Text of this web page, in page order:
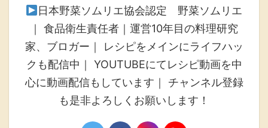
日本野菜ソムリエ協会認定 野菜ソムリエ
｜ 食品衛生責任者｜運営10年目の料理研究
家、ブロガー｜ レシピをメインにライフハッ
クも配信中｜ YOUTUBEにてレシピ動画を中
心に動画配信もしています｜ チャンネル登録
も是非よろしくお願いします！